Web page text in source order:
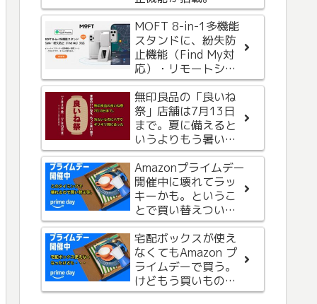
iPhoneの「探す」と
Androidの「Find
Hub」機能に対応
MOFT 8-in-1多機能
スタンドに、紛失防
止機能（Find My対
応）・リモートシャ
ッターボタンが追加
されて新登場
無印良品の「良いね
祭」店舗は7月13日
まで。夏に備えると
いうよりもう暑いの
で、お気に入りを購
入
Amazonプライムデー
開催中に壊れてラッ
キーかも。というこ
とで買い替えついで
に本も購入。
宅配ボックスが使え
なくてもAmazon プ
ライムデーで買う。
けどもう買いもの終
了です。
これから夏にかけて
活躍するハンディフ
ァン。ニトリで充電
式の4WAY 冷却プレ
ートペルチェ折りた
たみファン購入レビ
ュー。
一時期在庫切れだっ
たNimasoのレンズカ
バーを2色をリピート
買いしたのでレビュ
ー
Apple Watchのガイ
ド付きフィルムを購
入。貼り付け失敗続
きからの脱出＆楽な
のが嬉しい（3枚セッ
ト）
Apple Watch用バン
ド Bandleticのスタ
ーライト色を購入レ
ビュー